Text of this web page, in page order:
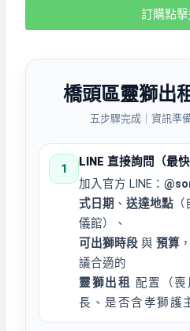
訂購點
橋頭區靈獅出
五步驟完成｜資訊準
1
LINE 直接詢問（最快
加入官方 LINE：
式日期 、送達地點
儀館）、
可出獅時段 與預算
議合適的
靈獅出租 配置（
長、是否含孝獅護